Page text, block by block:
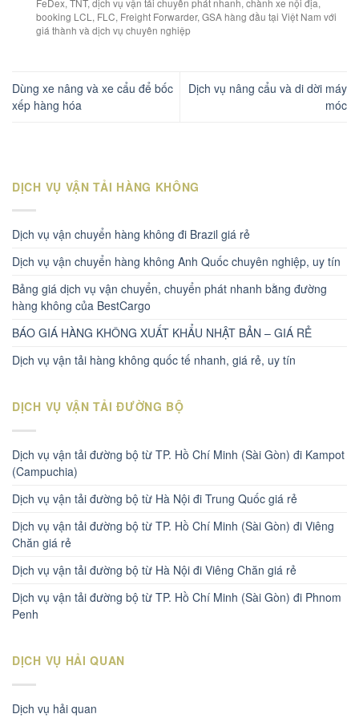
booking LCL, FLC, Freight Forwarder, GSA hàng đầu tại Việt Nam với
giá thành và dịch vụ chuyên nghiệp
Dùng xe nâng và xe cẩu để bốc
xếp hàng hóa
Dịch vụ nâng cẩu và di dời máy
móc
DỊCH VỤ VẬN TẢI HÀNG KHÔNG
Dịch vụ vận chuyển hàng không đi Brazil giá rẻ
Dịch vụ vận chuyển hàng không Anh Quốc chuyên nghiệp, uy tín
Bảng giá dịch vụ vận chuyển, chuyển phát nhanh bằng đường
hàng không của BestCargo
BÁO GIÁ HÀNG KHÔNG XUẤT KHẨU NHẬT BẢN – GIÁ RẺ
Dịch vụ vận tải hàng không quốc tế nhanh, giá rẻ, uy tín
DỊCH VỤ VẬN TẢI ĐƯỜNG BỘ
Dịch vụ vận tải đường bộ từ TP. Hồ Chí Minh (Sài Gòn) đi Kampot
(Campuchia)
Dịch vụ vận tải đường bộ từ Hà Nội đi Trung Quốc giá rẻ
Dịch vụ vận tải đường bộ từ TP. Hồ Chí Minh (Sài Gòn) đi Viêng
Chăn giá rẻ
Dịch vụ vận tải đường bộ từ Hà Nội đi Viêng Chăn giá rẻ
Dịch vụ vận tải đường bộ từ TP. Hồ Chí Minh (Sài Gòn) đi Phnom
Penh
DỊCH VỤ HẢI QUAN
Dịch vụ hải quan